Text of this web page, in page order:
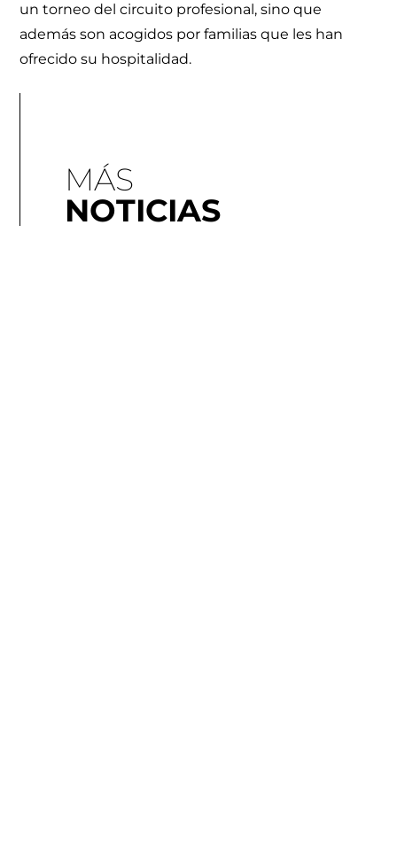
un torneo del circuito profesional, sino que
además son acogidos por familias que les han
ofrecido su hospitalidad.
MÁS
NOTICIAS